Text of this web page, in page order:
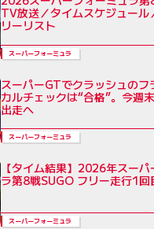
TV放送／タイムスケジュール
リーリスト
スーパーフォーミュラ
スーパーGTでクラッシュのフ
カルチェックは“合格”。今週
出走へ
スーパーフォーミュラ
【タイム結果】2026年スーパ
ラ第8戦SUGO フリー走行1回
スーパーフォーミュラ